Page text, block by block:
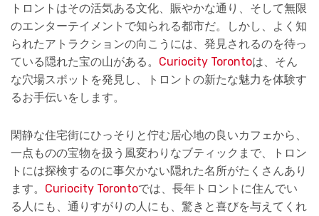
トロントはその活気ある文化、賑やかな通り、そして無限
のエンターテイメントで知られる都市だ。しかし、よく知
られたアトラクションの向こうには、発見されるのを待っ
ている隠れた宝の山がある。 Curiocity Torontoは、そん
な穴場スポットを発見し、トロントの新たな魅力を体験す
るお手伝いをします。
閑静な住宅街にひっそりと佇む居心地の良いカフェから、
一点ものの宝物を扱う風変わりなブティックまで、トロン
トには探検するのに事欠かない隠れた名所がたくさんあり
ます。 Curiocity Torontoでは、長年トロントに住んでい
る人にも、通りすがりの人にも、驚きと喜びを与えてくれ